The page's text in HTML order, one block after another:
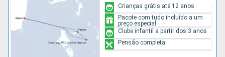
Crianças grátis até 12 anos
Pacote com tudo incluído a um
preço especial
Clube infantil a partir dos 3 anos
Pensão completa